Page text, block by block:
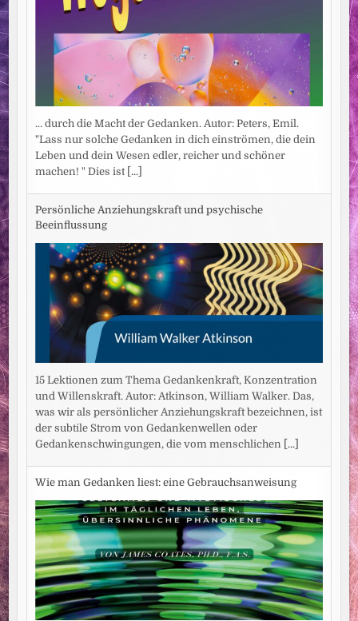
... durch die Macht der Gedanken. Autor: Peters, Emil.
"Lass nur solche Gedanken in dich einströmen, die dein
Leben und dein Wesen edler, reicher und schöner
machen! " Dies ist [...]
Persönliche Anziehungskraft und psychische
Beeinflussung
15 Lektionen zum Thema Gedankenkraft, Konzentration
und Willenskraft. Autor: Atkinson, William Walker. Das,
was wir als persönlicher Anziehungskraft bezeichnen, ist
der subtile Strom von Gedankenwellen oder
Gedankenschwingungen, die vom menschlichen [...]
Wie man Gedanken liest: eine Gebrauchsanweisung